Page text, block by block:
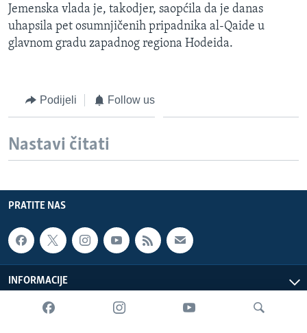
Jemenska vlada je, takodjer, saopćila da je danas
uhapsila pet osumnjičenih pripadnika al-Qaide u
glavnom gradu zapadnog regiona Hodeida.
Podijeli Follow us
Nastavi čitati
PRATITE NAS
INFORMACIJE
SADRŽAJ